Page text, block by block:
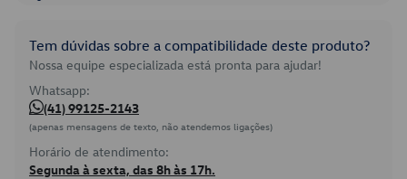
Tem dúvidas sobre a compatibilidade deste produto?
Nossa equipe especializada está pronta para ajudar!
Whatsapp:
(41) 99125-2143
(apenas mensagens de texto, não atendemos ligações)
Horário de atendimento:
Segunda à sexta, das 8h às 17h.